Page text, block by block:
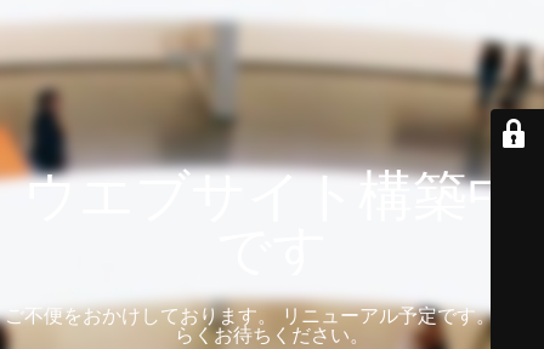
ウエブサイト構築中
ご不便をおかけしております。 リニューアル予定です。 しば
らくお待ちください。